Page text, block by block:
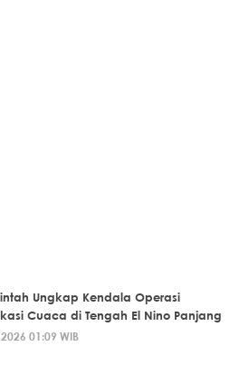
Ungkap Kendala Operasi
Cuaca di Tengah El Nino Panjang
01:09 WIB